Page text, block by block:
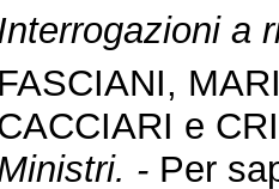
a
FASCIANI,
e
- Per